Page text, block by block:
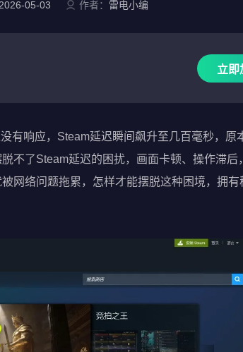
2026-05-03 作者： 雷电小编
立即
有响应，Steam延迟瞬间飙升至几百毫秒，原
不了Steam延迟的困扰，画面卡顿、操作滞后
网络问题拖累，怎样才能摆脱这种困境，拥有